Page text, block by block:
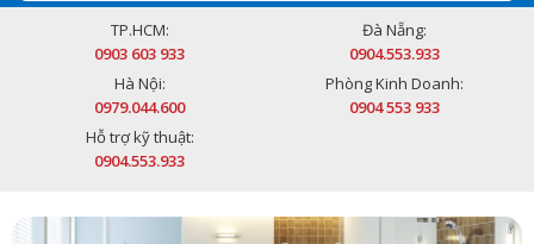
TP.HCM:
0903 603 933
Đà Nẵng:
0904.553.933
Hà Nội:
0979.044.600
Phòng Kinh Doanh:
0904 553 933
Hỗ trợ kỹ thuật:
0904.553.933